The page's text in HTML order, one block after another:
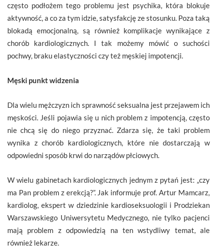
często podłożem tego problemu jest psychika, która blokuje
aktywność, a co za tym idzie, satysfakcję ze stosunku. Poza taką
blokadą emocjonalną, są również komplikacje wynikające z
chorób kardiologicznych. I tak możemy mówić o suchości
pochwy, braku elastyczności czy też męskiej impotencji.
Męski punkt widzenia
Dla wielu mężczyzn ich sprawność seksualna jest przejawem ich
męskości. Jeśli pojawia się u nich problem z impotencją, często
nie chcą się do niego przyznać. Zdarza się, że taki problem
wynika z chorób kardiologicznych, które nie dostarczają w
odpowiedni sposób krwi do narządów płciowych.
W wielu gabinetach kardiologicznych jednym z pytań jest: „czy
ma Pan problem z erekcją?”. Jak informuje prof. Artur Mamcarz,
kardiolog, ekspert w dziedzinie kardioseksuologii i Prodziekan
Warszawskiego Uniwersytetu Medycznego, nie tylko pacjenci
mają problem z odpowiedzią na ten wstydliwy temat, ale
również lekarze.